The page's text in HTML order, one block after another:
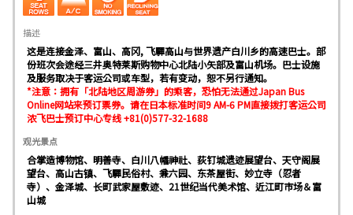
描述
这是连接金泽、富山、高冈, 飞驒高山与世界遗产白川乡的高速巴士。部
份班次会途经三井奥特莱斯购物中心北陆小矢部及富山机场。巴士设施
及服务取决于客运公司或车型，若有变动，恕不另行通知。
*注意：拥有「北陆地区周游券」的乘客，恐怕无法通过Japan Bus
Online网站来预订票券。请在日本标准时间9 AM-6 PM直接拨打客运公司
浓飞巴士预订中心专线 +81(0)577-32-1688
观光景点
合掌造博物馆、明善寺、白川八幡神社、荻钉城遗迹展望台、天守阁展
望台、高山古镇、飞驒民俗村、兼六园、东茶屋街、妙立寺（忍者
寺）、金泽城、长町武家屋敷迹、21世纪当代美术馆、近江町市场＆富
山城